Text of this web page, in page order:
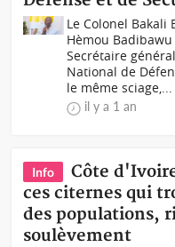
Le Colonel Bakali
Hèmou
Secrétaire
National de
le même sciage,...
il y a 1 an
Info
Côte
ces citernes qui
des populations,
soulèvement